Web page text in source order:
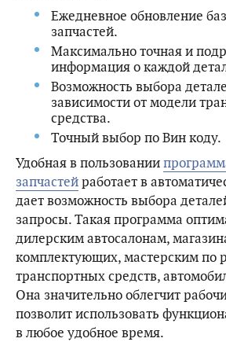
Ежедневное обновление
запчастей.
Максимально точная и
информация о каждой
Возможность выбора
зависимости от модели
средства.
Точный выбор по Вин коду.
Удобная в пользовании
запчастейработает в
дает возможность выбора
запросы. Такая программа
дилерским автосалонам,
комплектующих, мастерским по
транспортных средств,
Она значительно облегчит
позволит использовать
в любое удобное время.